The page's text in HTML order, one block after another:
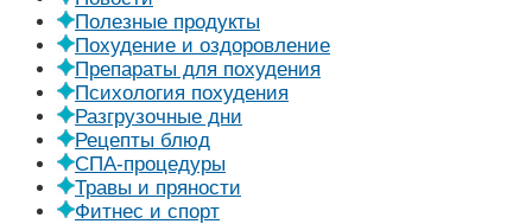
Полезные продукты
Похудение и оздоровление
Препараты для похудения
Психология похудения
Разгрузочные дни
Рецепты блюд
СПА-процедуры
Травы и пряности
Фитнес и спорт